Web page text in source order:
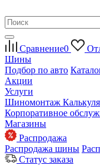
Сравнение0
Шины
Подбор по авто
Акции
Услуги
Шиномонтаж
Корпоративное
Магазины
Распродажа
Распродажа шины
Статус заказа